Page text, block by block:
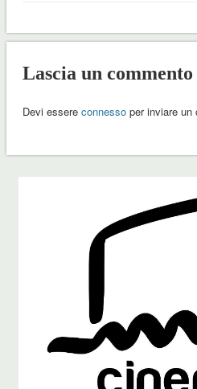
Lascia un commento
Devi essere connessoper inviare un